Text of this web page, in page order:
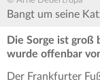
Bangt um seine
Die Sorge ist groß
wurde offenbar
Der Frankfurter